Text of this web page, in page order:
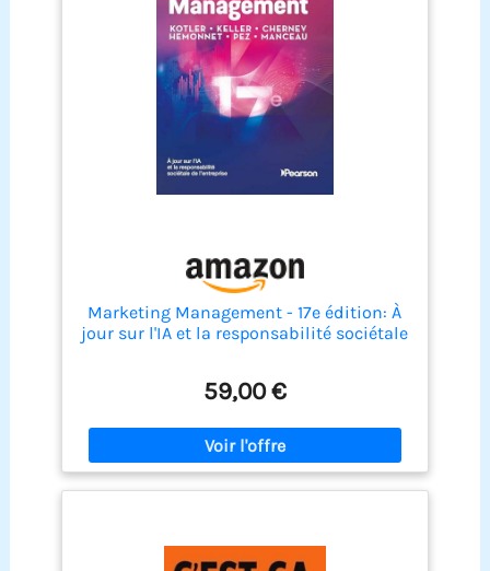
Marketing Management - 17e édition: À
jour sur l'IA et la responsabilité sociétale
59,00 €